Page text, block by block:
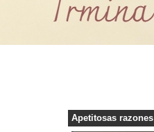
Apetitosas razones